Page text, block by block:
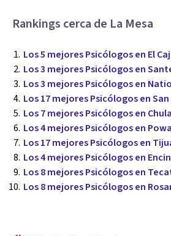
Rankings cerca de La Mesa
Los 5 mejores Psicólogos en El
Los 3 mejores Psicólogos en
Los 3 mejores Psicólogos en
Los 17 mejores Psicólogos en
Los 7 mejores Psicólogos en
Los 4 mejores Psicólogos en
Los 17 mejores Psicólogos en
Los 4 mejores Psicólogos en
Los 8 mejores Psicólogos en
Los 8 mejores Psicólogos en